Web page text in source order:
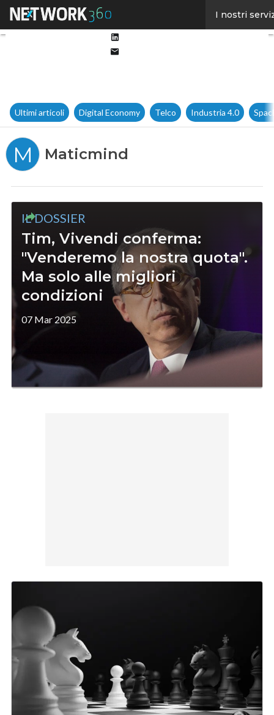
I nostri
Ultimi articoli Digital Economy Telco Industria 4.0
M Maticmind
IL DOSSIER
Tim, Vivendi conferma:
"Venderemo la nostra quota".
Ma solo alle migliori
condizioni
07 Mar 2025